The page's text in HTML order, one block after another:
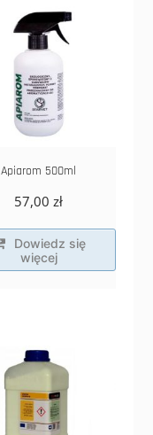
Apiarom 500ml
57,00zł
Dowiedz się
więcej